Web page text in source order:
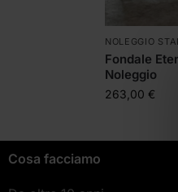
NOLEGGIO
Fondale
Noleggio
263,00 €
Cosa facciamo